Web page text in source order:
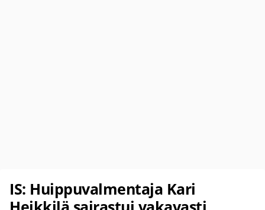
IS: Huippuvalmentaja Kari